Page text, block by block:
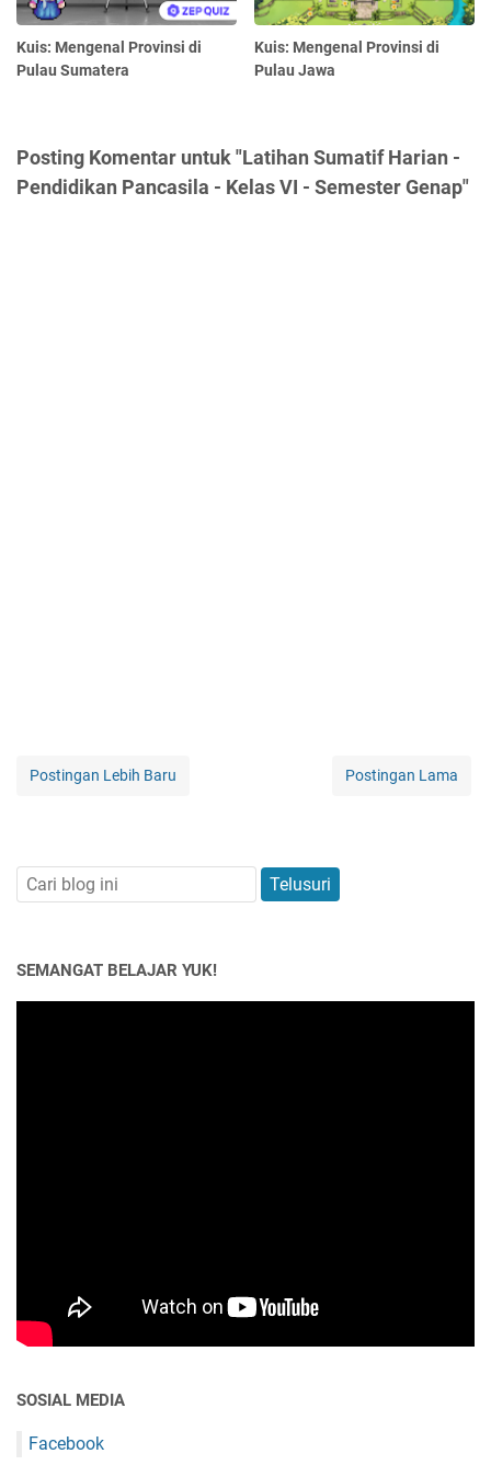
Kuis: Mengenal Provinsi di
Pulau Sumatera
Kuis: Mengenal Provinsi di
Pulau Jawa
Posting Komentar untuk "Latihan Sumatif Harian -
Pendidikan Pancasila - Kelas VI - Semester Genap"
Postingan Lebih Baru Postingan Lama
SEMANGAT BELAJAR YUK!
SOSIAL MEDIA
Facebook